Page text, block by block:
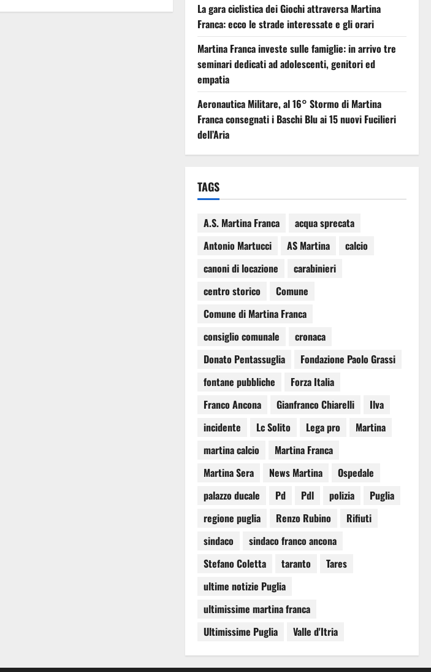
La gara ciclistica dei Giochi attraversa Martina
Franca: ecco le strade interessate e gli orari
Martina Franca investe sulle famiglie: in arrivo tre
seminari dedicati ad adolescenti, genitori ed
empatia
Aeronautica Militare, al 16° Stormo di Martina
Franca consegnati i Baschi Blu ai 15 nuovi Fucilieri
dell’Aria
TAGS
A.S. Martina Franca
acqua sprecata
Antonio Martucci
AS Martina
calcio
canoni di locazione
carabinieri
centro storico
Comune
Comune di Martina Franca
consiglio comunale
cronaca
Donato Pentassuglia
Fondazione Paolo Grassi
fontane pubbliche
Forza Italia
Franco Ancona
Gianfranco Chiarelli
Ilva
incidente
Lc Solito Lega pro
Martina
martina calcio
Martina Franca
Martina Sera
News Martina
Ospedale
palazzo ducale
Pd Pdl polizia
Puglia
regione puglia
Renzo Rubino
Rifiuti
sindaco
sindaco franco ancona
Stefano Coletta
taranto
Tares
ultime notizie Puglia
ultimissime martina franca
Ultimissime Puglia
Valle d'Itria